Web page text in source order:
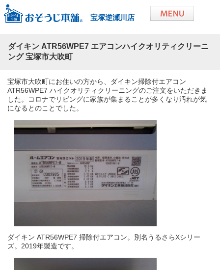
宝塚逆瀬川店
ダイキン ATR56WPE7 エアコンハイクオリティクリーニ
ング 宝塚市大吹町
宝塚市大吹町にお住いの方から、ダイキン掃除付エアコン
ATR56WPE7 ハイクオリティクリーニングのご注文をいただきま
した。コロナでリビングに家族が集まることが多くなり汚れが気
になるとのことでした。
ダイキン ATR56WPE7 掃除付エアコン。別名うるさらXシリー
ズ。2019年製造です。